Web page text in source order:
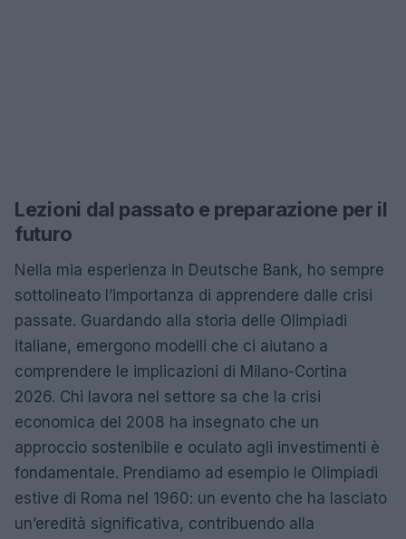
Lezioni dal passato e preparazione per il
futuro
Nella mia esperienza in Deutsche Bank, ho sempre
sottolineato l’importanza di apprendere dalle crisi
passate. Guardando alla storia delle Olimpiadi
italiane, emergono modelli che ci aiutano a
comprendere le implicazioni di Milano-Cortina
2026. Chi lavora nel settore sa che la crisi
economica del 2008 ha insegnato che un
approccio sostenibile e oculato agli investimenti è
fondamentale. Prendiamo ad esempio le Olimpiadi
estive di Roma nel 1960: un evento che ha lasciato
un’eredità significativa, contribuendo alla